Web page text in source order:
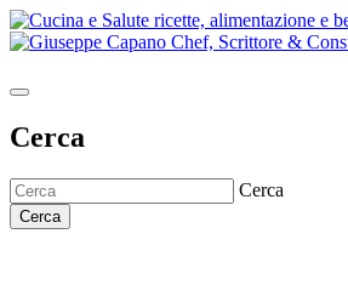
Cerca
Cerca
Cerca